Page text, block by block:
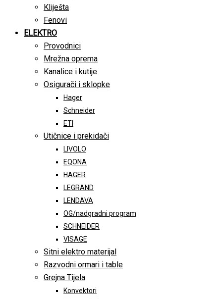
Kliješta
Fenovi
ELEKTRO
Provodnici
Mrežna oprema
Kanalice i kutije
Osigurači i sklopke
Hager
Schneider
ETI
Utičnice i prekidači
LIVOLO
EQONA
HAGER
LEGRAND
LENDAVA
OG/nadgradni program
SCHNEIDER
VISAGE
Sitni elektro materijal
Razvodni ormari i table
Grejna Tijela
Konvektori